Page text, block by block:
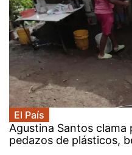
El País
Agustina Santos
pedazos de plásticos,